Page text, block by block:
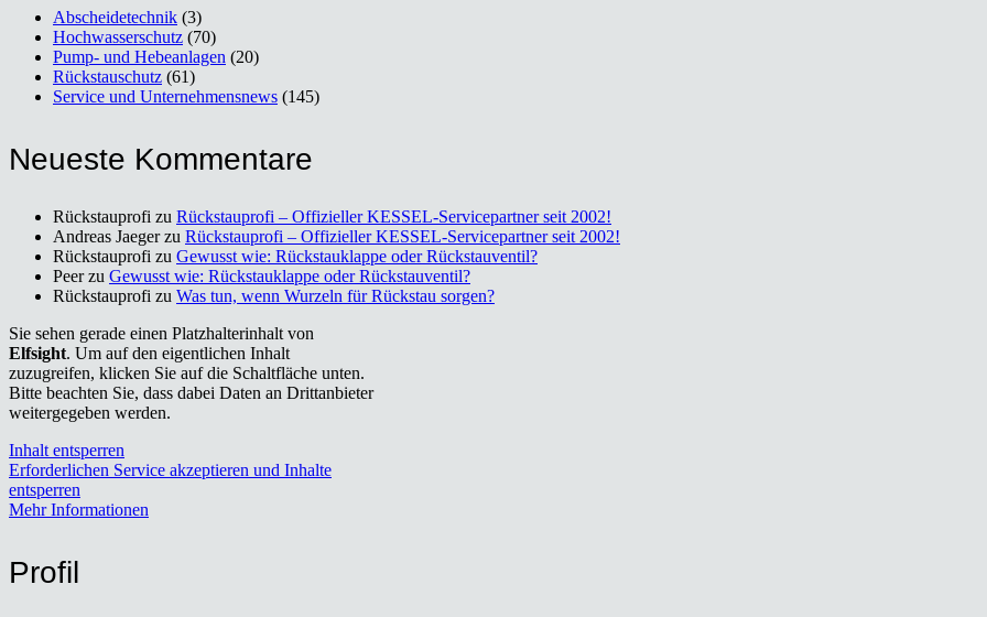
Abscheidetechnik (3)
Hochwasserschutz (70)
Pump- und Hebeanlagen (20)
Rückstauschutz (61)
Service und Unternehmensnews (145)
Neu­es­te Kom­men­ta­re
Rückstauprofi zu Rück­stau­pro­fi – Offi­zi­el­ler KES­SEL-Ser­vice­part­ner seit 2002!
Andreas Jaegerzu Rück­stau­pro­fi – Offi­zi­el­ler KES­SEL-Ser­vice­part­ner seit 2002!
Rückstauprofi zu Gewusst wie: Rück­stau­klap­pe oder Rück­stau­ven­til?
Peerzu Gewusst wie: Rück­stau­klap­pe oder Rück­stau­ven­til?
Rückstauprofi zu Was tun, wenn Wur­zeln für Rück­stau sor­gen?
Sie sehen gerade einen Platzhalterinhalt von
Elfsight. Um auf den eigentlichen Inhalt
zuzugreifen, klicken Sie auf die Schaltfläche unten.
Bitte beachten Sie, dass dabei Daten an Drittanbieter
weitergegeben werden.
Inhalt entsperren
Erforderlichen Service akzeptieren und Inhalte
entsperren
Mehr Informationen
Pro­fil